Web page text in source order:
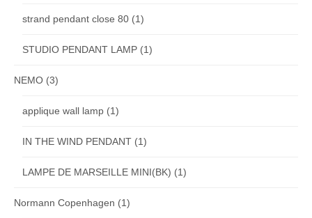
strand pendant close 80 (1)
STUDIO PENDANT LAMP (1)
NEMO (3)
applique wall lamp (1)
IN THE WIND PENDANT (1)
LAMPE DE MARSEILLE MINI(BK) (1)
Normann Copenhagen (1)